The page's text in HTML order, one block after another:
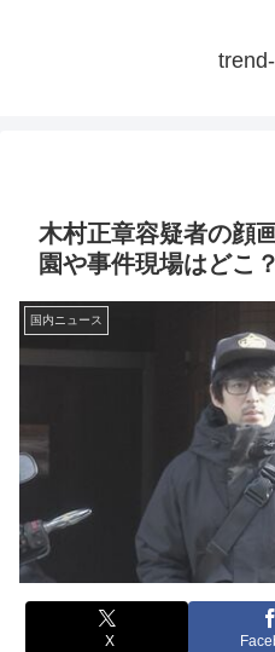
木村正章容疑者の顔
園や事件現場はどこ？
国内ニュース
X